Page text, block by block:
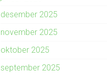
desember 2025
november 2025
oktober 2025
september 2025